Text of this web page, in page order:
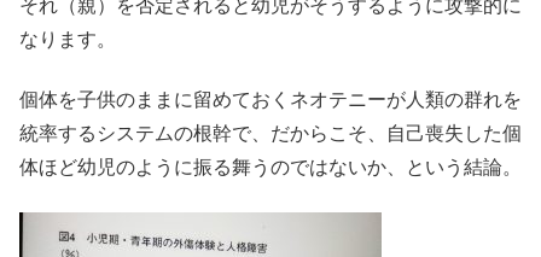
それ（親）を否定されると幼児がそうするように攻撃的に
なります。
個体を子供のままに留めておくネオテニーが人類の群れを
統率するシステムの根幹で、だからこそ、自己喪失した個
体ほど幼児のように振る舞うのではないか、という結論。